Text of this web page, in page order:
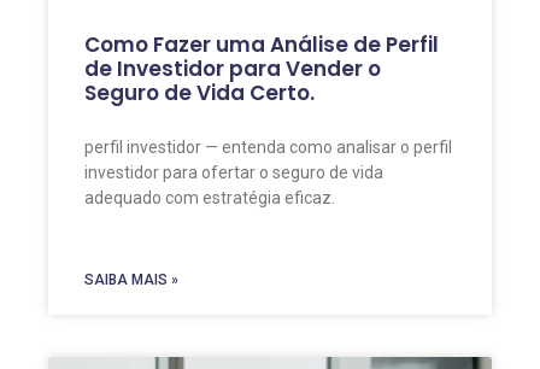
Como Fazer uma Análise de Perfil
de Investidor para Vender o
Seguro de Vida Certo.
perfil investidor — entenda como analisar o perfil
investidor para ofertar o seguro de vida
adequado com estratégia eficaz.
SAIBA MAIS »